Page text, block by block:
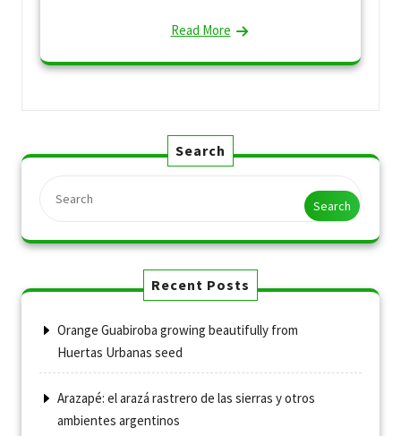
Read More
Search
Search
Recent Posts
Orange Guabiroba growing beautifully from
Huertas Urbanas seed
Arazapé: el arazá rastrero de las sierras y otros
ambientes argentinos